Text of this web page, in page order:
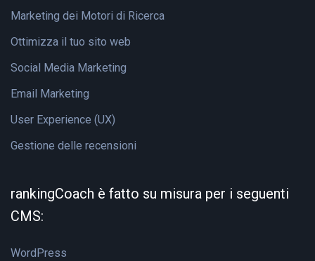
Marketing dei Motori di Ricerca
Ottimizza il tuo sito web
Social Media Marketing
Email Marketing
User Experience (UX)
Gestione delle recensioni
rankingCoach è fatto su misura per i seguenti
CMS:
WordPress